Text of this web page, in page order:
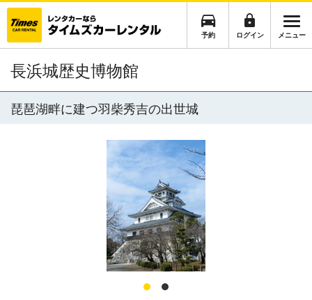
予約 ログイン メニュー
長浜城歴史博物館
琵琶湖畔に建つ羽柴秀吉の出世城